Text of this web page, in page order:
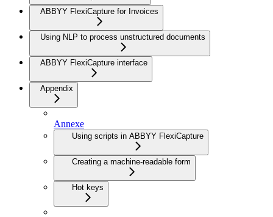
ABBYY FlexiCapture for Invoices
Using NLP to process unstructured documents
ABBYY FlexiCapture interface
Appendix
Annexe
Using scripts in ABBYY FlexiCapture
Creating a machine-readable form
Hot keys